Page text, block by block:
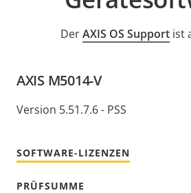
DerAXIS OS Supportist
AXIS M5014-V
Version 5.51.7.6 - PSS
SOFTWARE-LIZENZEN
PRÜFSUMME